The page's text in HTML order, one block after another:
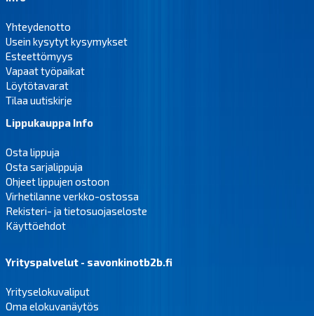
Yhteydenotto
Usein kysytyt kysymykset
Esteettömyys
Vapaat työpaikat
Löytötavarat
Tilaa uutiskirje
Lippukauppa Info
Osta lippuja
Osta sarjalippuja
Ohjeet lippujen ostoon
Virhetilanne verkko-ostossa
Rekisteri- ja tietosuojaseloste
Käyttöehdot
Yrityspalvelut - savonkinotb2b.fi
Yrityselokuvaliput
Oma elokuvanäytös